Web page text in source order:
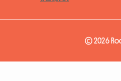
© 2026